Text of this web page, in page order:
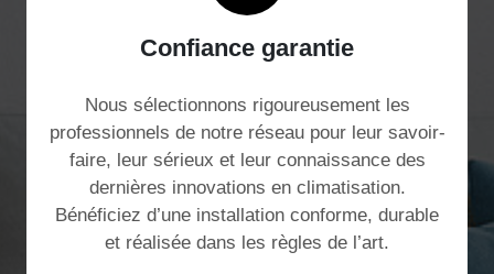
Confiance garantie
Nous sélectionnons rigoureusement les
professionnels de notre réseau pour leur savoir-
faire, leur sérieux et leur connaissance des
dernières innovations en climatisation.
Bénéficiez d’une installation conforme, durable
et réalisée dans les règles de l’art.